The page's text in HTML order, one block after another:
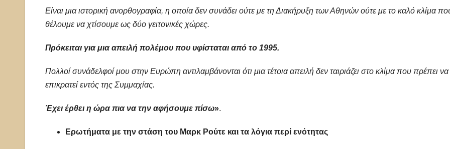
Είναι μια ιστορική ανορθογραφία, η οποία δεν συνάδει ούτε με τη Διακήρυξη των Αθηνών ούτε με το καλό κλίμα
θέλουμε να χτίσουμε ως δύο γειτονικές χώρες.
Πρόκειται για μια απειλή πολέμου που υφίσταται από το 1995.
Πολλοί συνάδελφοί μου στην Ευρώπη αντιλαμβάνονται ότι μια τέτοια απειλή δεν ταιριάζει στο κλίμα που πρέπει να
επικρατεί εντός της Συμμαχίας.
Έχει έρθει η ώρα πια να την αφήσουμε πίσω».
Ερωτήματα με την στάση του Μαρκ Ρούτε και τα λόγια περί ενότητας